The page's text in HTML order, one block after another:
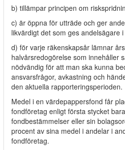
b) tillämpar principen om
c) är öppna för utträde och ger
likvärdigt det som ges andelsägare
d) för varje räkenskapsår lämnar
halvårsredogörelse som innehåller
nödvändig för att man ska kunna
ansvarsfrågor, avkastning och
den aktuella rapporteringsperioden.
Medel i en värdepappersfond får
fondföretag enligt första stycket
fondbestämmelser eller sin
procent av sina medel i andelar i
fondföretag.